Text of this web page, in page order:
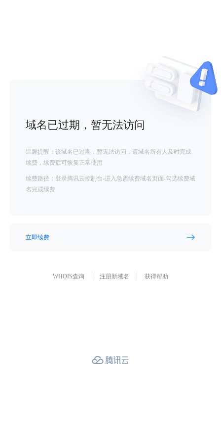
域名已过期，暂无法访问
温馨提醒：该域名已过期，暂无法访问，请域名所有人及时完成
续费，续费后可恢复正常使用
续费路径：登录腾讯云控制台-进入急需续费域名页面-勾选续费域
名完成续费
立即续费
WHOIS查询 注册新域名 获得帮助